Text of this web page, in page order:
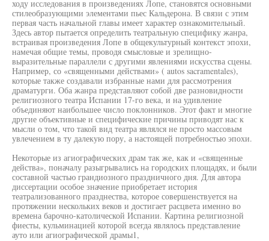
ходу исследования в произведениях Лопе, становятся основными
стилеобразующими элементами пьес Кальдерона. В связи с этим
первая часть начальной главы имеет характер ознакомительный.
Здесь автор пытается определить театральную специфику жанра,
встраивая произведения Лопе в общекультурный контекст эпохи,
намечая общие темы, проводя смысловые и зрелищно-
выразительные параллели с другими явлениями искусства сцены.
Например, со «священными действами» ( autos sacramentales),
которые также создавали избранные нами для рассмотрения
драматурги. Оба жанра представляют собой две разновидности
религиозного театра Испании 17-го века, и на удивление
объединяют наибольшее число поклонников. Этот факт и многие
другие объективные и специфические причины приводят нас к
мысли о том, что такой вид театра являлся не просто массовым
увлечением в ту далекую пору, а настоящей потребностью эпохи.
Некоторые из агиографических драм так же, как и «священные
действа», поначалу разыгрывались на городских площадях, и были
составной частью грандиозного праздничного дня. Для автора
диссертации особое значение приобретает история
театрализованного празднества, которое совершенствуется на
протяжении нескольких веков и достигает расцвета именно во
времена барочно-католической Испании. Картина религиозной
фиесты, кульминацией которой всегда являлось представление
ауто или агиографической драмы1,